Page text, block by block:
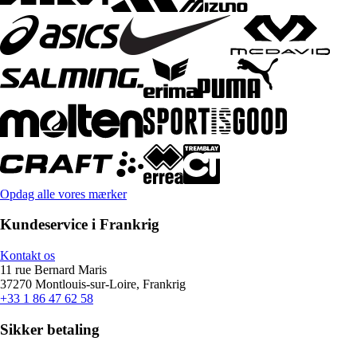
Opdag alle vores mærker
Kundeservice i Frankrig
Kontakt os
11 rue Bernard Maris
37270 Montlouis-sur-Loire, Frankrig
+33 1 86 47 62 58
Sikker betaling